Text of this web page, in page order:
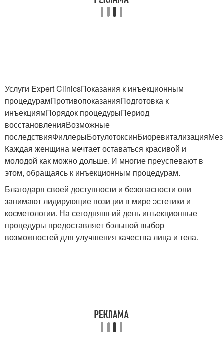
Услуги Expert ClinicsПоказания к инъекционным
процедурамПротивопоказанияПодготовка к
инъекциямПорядок процедурыПериод
восстановленияВозможные
Каждая женщина мечтает оставаться красивой и
молодой как можно дольше. И многие преуспевают в
этом, обращаясь к инъекционным процедурам.
Благодаря своей доступности и безопасности они
занимают лидирующие позиции в мире эстетики и
косметологии. На сегодняшний день инъекционные
процедуры предоставляет большой выбор
возможностей для улучшения качества лица и тела.